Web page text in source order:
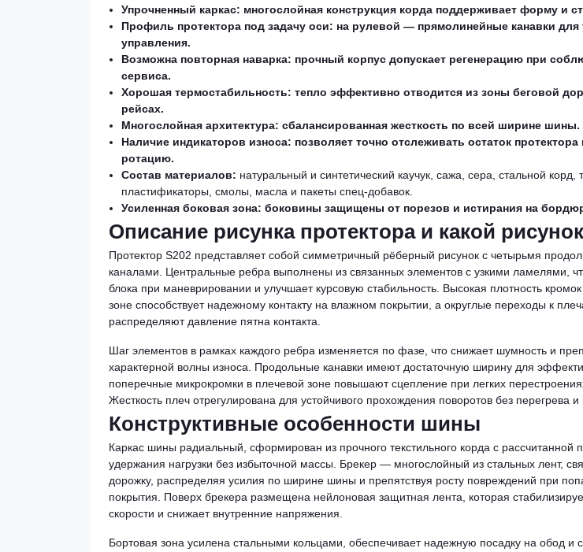
Упрочненный каркас: многослойная конструкция корда поддерживает форму и
Профиль протектора под задачу оси: на рулевой — прямолинейные канавки для
управления.
Возможна повторная наварка: прочный корпус допускает регенерацию при
сервиса.
Хорошая термостабильность: тепло эффективно отводится из зоны беговой
рейсах.
Многослойная архитектура: сбалансированная жесткость по всей ширине шины.
Наличие индикаторов износа: позволяет точно отслеживать остаток
ротацию.
Состав материалов: натуральный и синтетический каучук, сажа, сера, стальной корд,
пластификаторы, смолы, масла и пакеты спец-добавок.
Усиленная боковая зона: боковины защищены от порезов и истирания на
Описание рисунка протектора и какой
Протектор S202 представляет собой симметричный рёберный рисунок с четырьмя
каналами. Центральные ребра выполнены из связанных элементов с узкими ламелями,
блока при маневрировании и улучшает курсовую стабильность. Высокая плотность
зоне способствует надежному контакту на влажном покрытии, а округлые переходы к
распределяют давление пятна контакта.
Шаг элементов в рамках каждого ребра изменяется по фазе, что снижает шумность и
характерной волны износа. Продольные канавки имеют достаточную ширину для
поперечные микрокромки в плечевой зоне повышают сцепление при легких
Жесткость плеч отрегулирована для устойчивого прохождения поворотов без перегрева
Конструктивные особенности шины
Каркас шины радиальный, сформирован из прочного текстильного корда с рассчитанной
удержания нагрузки без избыточной массы. Брекер — многослойный из стальных лент,
дорожку, распределяя усилия по ширине шины и препятствуя росту повреждений при
покрытия. Поверх брекера размещена нейлоновая защитная лента, которая
скорости и снижает внутренние напряжения.
Бортовая зона усилена стальными кольцами, обеспечивает надежную посадку на обод и